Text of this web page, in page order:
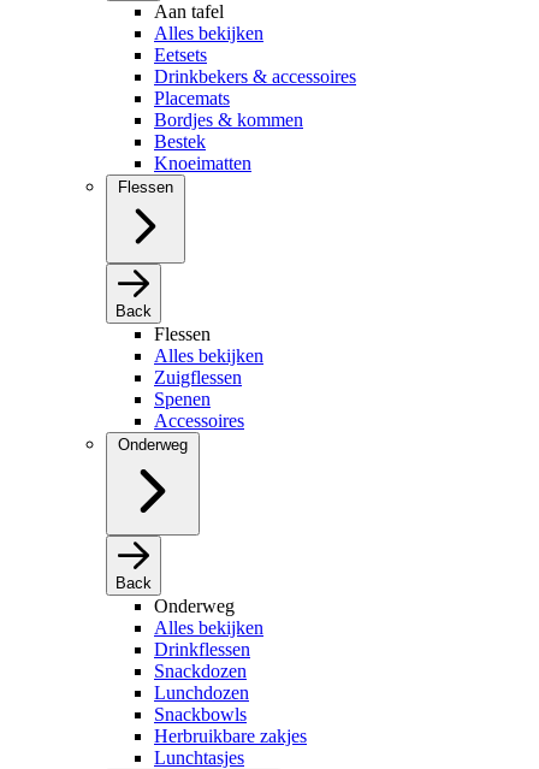
Aan tafel
Alles bekijken
Eetsets
Drinkbekers & accessoires
Placemats
Bordjes & kommen
Bestek
Knoeimatten
Flessen
Back
Flessen
Alles bekijken
Zuigflessen
Spenen
Accessoires
Onderweg
Back
Onderweg
Alles bekijken
Drinkflessen
Snackdozen
Lunchdozen
Snackbowls
Herbruikbare zakjes
Lunchtasjes